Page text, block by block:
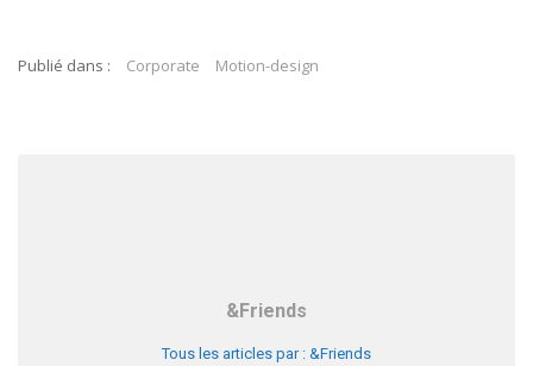
Publié dans : Corporate Motion-design
&Friends
Tous les articles par : &Friends